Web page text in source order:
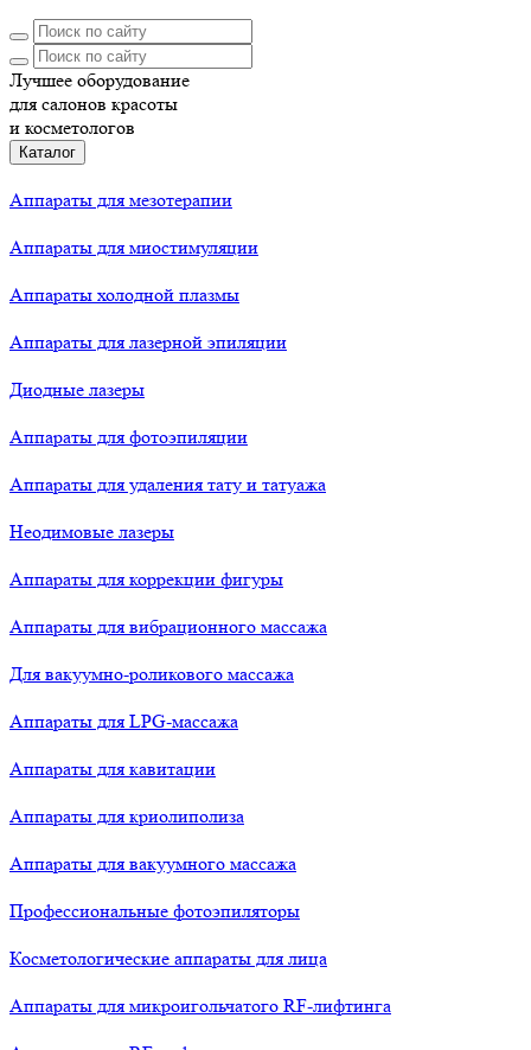
Лучшее оборудование
для салонов красоты
и косметологов
Каталог
Аппараты для мезотерапии
Аппараты для миостимуляции
Аппараты холодной плазмы
Аппараты для лазерной эпиляции
Диодные лазеры
Аппараты для фотоэпиляции
Аппараты для удаления тату и татуажа
Неодимовые лазеры
Аппараты для коррекции фигуры
Аппараты для вибрационного массажа
Для вакуумно-роликового массажа
Аппараты для LPG-массажа
Аппараты для кавитации
Аппараты для криолиполиза
Аппараты для вакуумного массажа
Профессиональные фотоэпиляторы
Косметологические аппараты для лица
Аппараты для микроигольчатого RF-лифтинга